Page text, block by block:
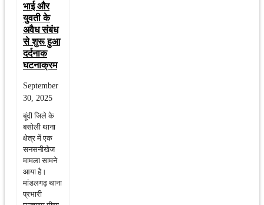
भाई और
युवती के
अवैध संबंध
से शुरू हुआ
दर्दनाक
घटनाक्रम
September
30, 2025
बूंदी जिले के
बसोली थाना
क्षेत्र में एक
सनसनीखेज
मामला सामने
आया है।
मांडलगढ़ थाना
प्रभारी